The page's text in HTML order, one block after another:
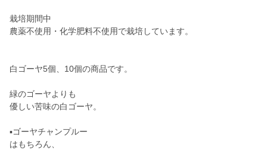
栽培期間中
農薬不使用・化学肥料不使用で栽培しています。
白ゴーヤ5個、10個の商品です。
緑のゴーヤよりも
優しい苦味の白ゴーヤ。
▪️ゴーヤチャンプルー
はもちろん、